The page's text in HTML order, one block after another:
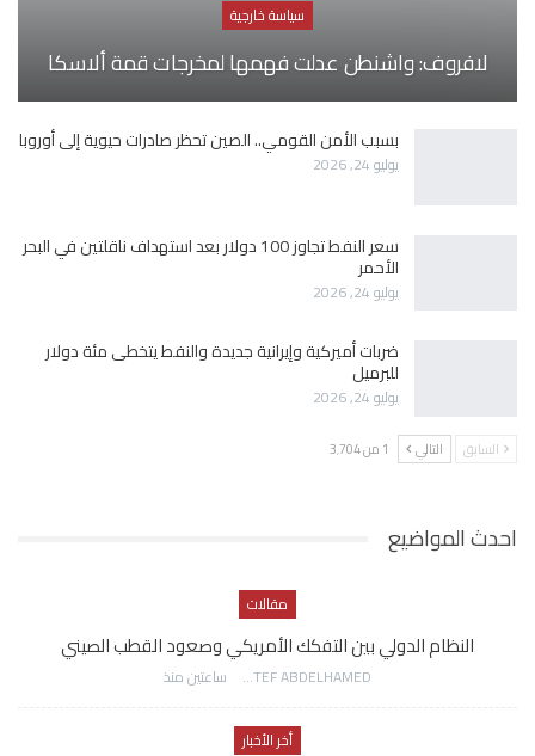
سياسة خارجية
لافروف: واشنطن عدلت فهمها لمخرجات قمة ألاسكا
بسبب الأمن القومي.. الصين تحظر صادرات حيوية إلى أوروبا
يوليو 24, 2026
سعر النفط تجاوز 100 دولار بعد استهداف ناقلتين في البحر
الأحمر
يوليو 24, 2026
ضربات أميركية وإيرانية جديدة والنفط يتخطى مئة دولار
للبرميل
يوليو 24, 2026
السابق التالي 1 من 3٬704
احدث المواضيع
مقالات
النظام الدولي بين التفكك الأمريكي وصعود القطب الصيني
AWATEF ABDELHAMED ساعتين منذ
أخر الأخبار